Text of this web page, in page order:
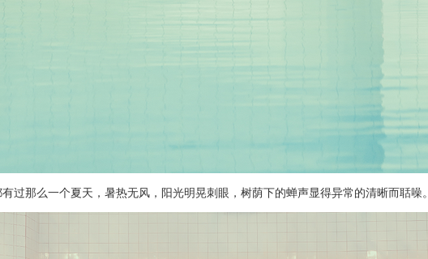
过那么一个夏天，暑热无风，阳光明晃刺眼，树荫下的蝉声显得异常的清晰而聒噪。